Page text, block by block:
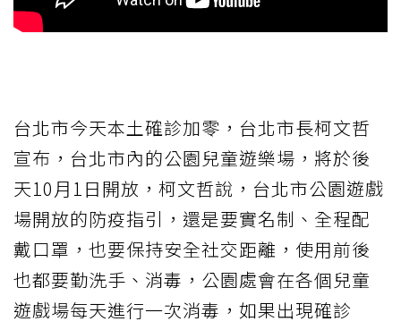
台北市今天本土確診加零，台北市長柯文哲
宣布，台北市內的公園兒童遊樂場，將於後
天10月1日開放，柯文哲說，台北市公園遊戲
場開放的防疫指引，還是要實名制、全程配
戴口罩，也要保持安全社交距離，使用前後
也都要勤洗手、消毒，公園處會在各個兒童
遊戲場每天進行一次消毒，如果出現確診